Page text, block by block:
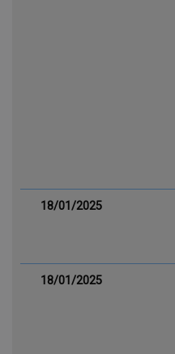
18/01/2025
18/01/2025